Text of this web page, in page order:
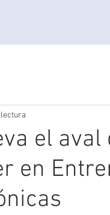
el aval
en